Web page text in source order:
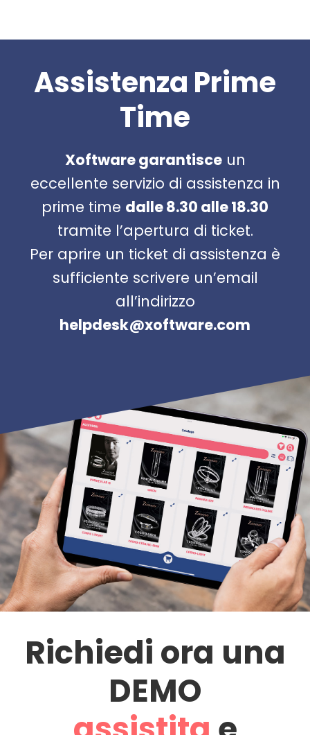
Assistenza Prime
Time
Xoftware garantisceun
eccellente servizio di assistenza in
prime time dalle 8.30 alle 18.30
tramite l’apertura di ticket.
Per aprire un ticket di assistenza è
sufficiente scrivere un’email
all’indirizzo
helpdesk@xoftware.com
Richiedi ora una
DEMO